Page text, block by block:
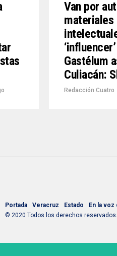
Van por
materiales
Gastélum
Culiacán:
Redacción Cuatro
Portada Veracruz Estado En la
© 2020 Todos los derechos